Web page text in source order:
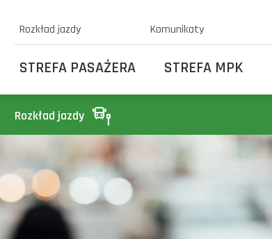
Rozkład jazdy Komunikaty
STREFA PASAŻERA STREFA MPK
Rozkład jazdy